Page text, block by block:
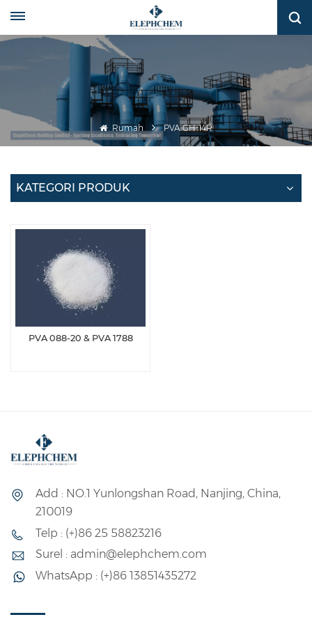
Rumah PVA GH-14R
KATEGORI PRODUK
PVA 088-20 & PVA 1788
Add : NO.1 Yunlongshan Road, Nanjing, China,
210019
Telp : (+)86 25 58823216
Surel : admin@elephchem.com
WhatsApp : (+)86 13851435272